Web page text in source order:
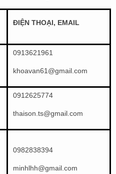
ĐIỆN THOẠI, EMAIL
0913621961
khoavan61@gmail.com
0912625774
thaison.ts@gmail.com
0982838394
minhlhh@gmail.com